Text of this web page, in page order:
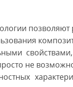
не